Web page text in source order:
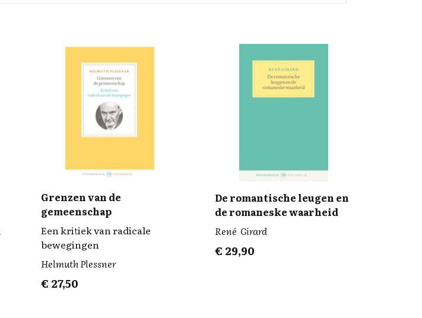
Grenzen van de
gemeenschap
Een kritiek van radicale
bewegingen
Helmuth Plessner
€ 27,50
De romantische leugen en
de romaneske waarheid
René Girard
€ 29,90